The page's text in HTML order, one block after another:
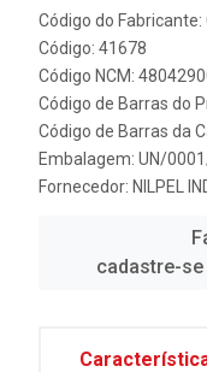
Código do Fabricante:
Código: 41678
Código NCM:
Código de Barras do
Código de Barras da
Embalagem: UN/
Fornecedor: NILPEL
cadastre-